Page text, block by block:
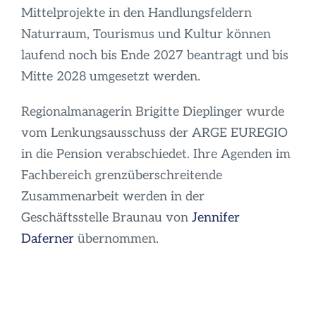
Mittelprojekte in den Handlungsfeldern
Naturraum, Tourismus und Kultur können
laufend noch bis Ende 2027 beantragt und bis
Mitte 2028 umgesetzt werden.
Regionalmanagerin Brigitte Dieplinger wurde
vom Lenkungsausschuss der ARGE EUREGIO
in die Pension verabschiedet. Ihre Agenden im
Fachbereich grenzüberschreitende
Zusammenarbeit werden in der
Geschäftsstelle Braunau von Jennifer
Dafernerübernommen.